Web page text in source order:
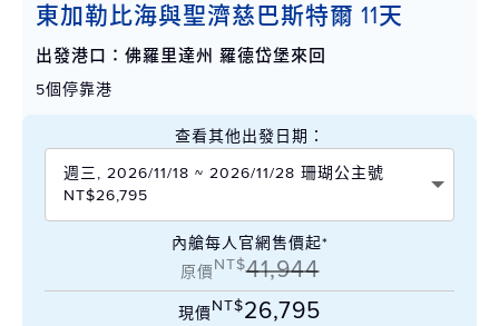
東加勒比海與聖濟慈巴斯特爾 11天
出發港口：佛羅里達州 羅德岱堡來回
5個停靠港
查看其他出發日期：
週三, 2026/11/18 ~ 2026/11/28 珊瑚公主號
NT$26,795
內艙每人官網售價起*
原價NT$41,944
現價NT$26,795